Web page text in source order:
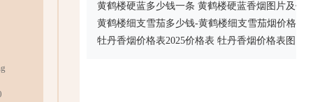
黄鹤楼硬蓝多少钱一条 黄鹤楼硬蓝香烟图片及价
黄鹤楼细支雪茄多少钱-黄鹤楼细支雪茄烟价格表
牡丹香烟价格表2025价格表 牡丹香烟价格表图